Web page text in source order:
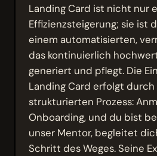
Landing Card ist nicht nur
Effizienzsteigerung; sie ist
einem automatisierten,
das kontinuierlich
generiert und pflegt. Die
Landing Card erfolgt durch
strukturierten Prozess:
Onboarding, und du bist
unser Mentor, begleitet
Schritt des Weges. Seine